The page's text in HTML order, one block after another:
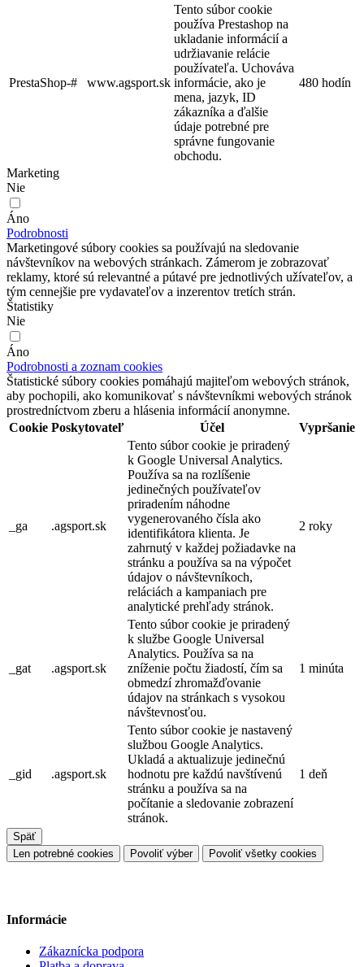
PrestaShop-# www.agsport.sk
Tento súbor cookie
používa Prestashop na
ukladanie informácií a
udržiavanie relácie
používateľa. Uchováva
informácie, ako je
mena, jazyk, ID
zákazníka a ďalšie
údaje potrebné pre
správne fungovanie
obchodu.
480 hodín
Marketing
Nie
Áno
Podrobnosti
Marketingové súbory cookies sa používajú na sledovanie
návštevníkov na webových stránkach. Zámerom je zobrazovať
reklamy, ktoré sú relevantné a pútavé pre jednotlivých užívateľov, a
tým cennejšie pre vydavateľov a inzerentov tretích strán.
Štatistiky
Nie
Áno
Podrobnosti a zoznam cookies
Štatistické súbory cookies pomáhajú majiteľom webových stránok,
aby pochopili, ako komunikovať s návštevníkmi webových stránok
prostredníctvom zberu a hlásenia informácií anonymne.
Cookie Poskytovateľ Účel Vypršanie
_ga .agsport.sk
Tento súbor cookie je priradený
k Google Universal Analytics.
Používa sa na rozlíšenie
jedinečných používateľov
priradením náhodne
vygenerovaného čísla ako
identifikátora klienta. Je
zahrnutý v každej požiadavke na
stránku a používa sa na výpočet
údajov o návštevníkoch,
reláciách a kampaniach pre
analytické prehľady stránok.
2 roky
_gat .agsport.sk
Tento súbor cookie je priradený
k službe Google Universal
Analytics. Používa sa na
zníženie počtu žiadostí, čím sa
obmedzí zhromažďovanie
údajov na stránkach s vysokou
návštevnosťou.
1 minúta
_gid .agsport.sk
Tento súbor cookie je nastavený
službou Google Analytics.
Ukladá a aktualizuje jedinečnú
hodnotu pre každú navštívenú
stránku a používa sa na
počítanie a sledovanie zobrazení
stránok.
1 deň
Späť
Len potrebné cookies
Povoliť výber Povoliť všetky cookies
Informácie
Zákaznícka podpora